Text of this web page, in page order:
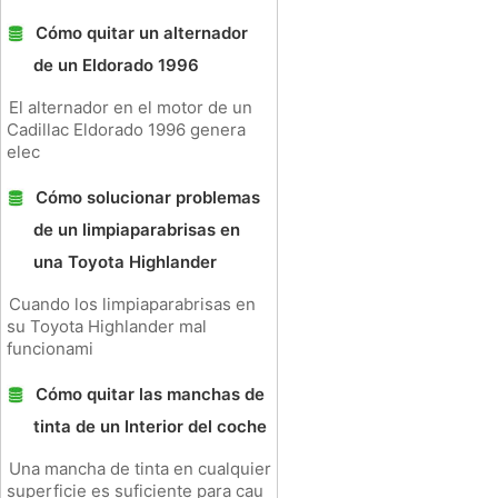
Cómo quitar un alternador
de un Eldorado 1996
El alternador en el motor de un
Cadillac Eldorado 1996 genera
elec
Cómo solucionar problemas
de un limpiaparabrisas en
una Toyota Highlander
Cuando los limpiaparabrisas en
su Toyota Highlander mal
funcionami
Cómo quitar las manchas de
tinta de un Interior del coche
Una mancha de tinta en cualquier
superficie es suficiente para cau